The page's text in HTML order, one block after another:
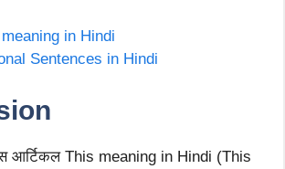
meaning in Hindi
Sentences in Hindi
आर्टिकल This meaning in Hindi (This